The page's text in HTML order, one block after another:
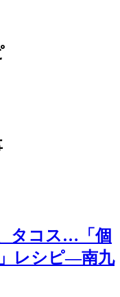
タコス…「個
レシピ―南九